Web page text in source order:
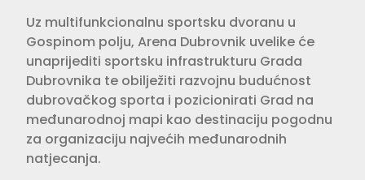
Uz multifunkcionalnu sportsku dvoranu u
Gospinom polju, Arena Dubrovnik uvelike će
unaprijediti sportsku infrastrukturu Grada
Dubrovnika te obilježiti razvojnu budućnost
dubrovačkog sporta i pozicionirati Grad na
međunarodnoj mapi kao destinaciju pogodnu
za organizaciju najvećih međunarodnih
natjecanja.